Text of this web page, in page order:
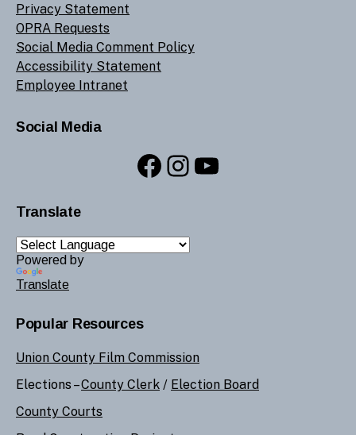
Privacy Statement
OPRA Requests
Social Media Comment Policy
Accessibility Statement
Employee Intranet
Social Media
Facebook
Instagram
YouTube
Translate
Powered by
Translate
Popular Resources
Union County Film Commission
Elections –County Clerk / Election Board
County Courts